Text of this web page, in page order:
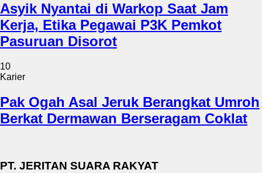
Asyik Nyantai di Warkop Saat Jam
Kerja, Etika Pegawai P3K Pemkot
Pasuruan Disorot
10
Karier
Pak Ogah Asal Jeruk Berangkat Umroh
Berkat Dermawan Berseragam Coklat
PT. JERITAN SUARA RAKYAT